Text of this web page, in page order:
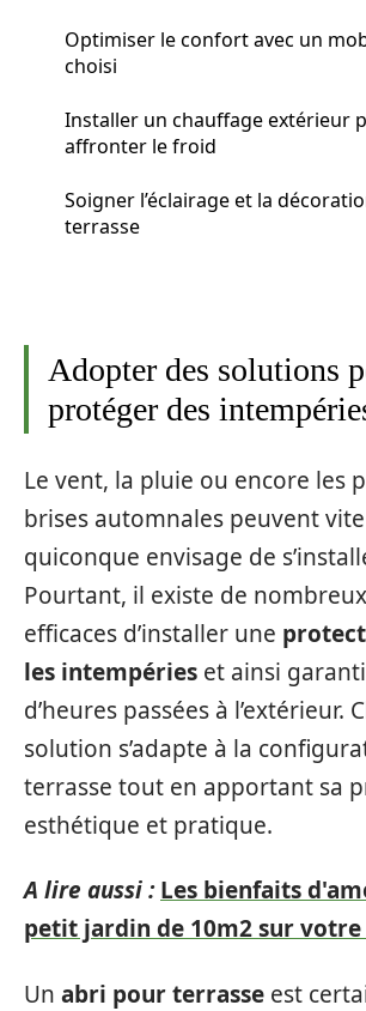
Optimiser le confort avec un
choisi
Installer un chauffage extérieur
affronter le froid
Soigner l’éclairage et la
terrasse
Adopter des solutions
protéger des
Le vent, la pluie ou encore les
brises automnales peuvent
quiconque envisage de
Pourtant, il existe de
efficaces d’installer une
les intempéries et ainsi
d’heures passées à l’extérieur.
solution s’adapte à la
terrasse tout en apportant sa
esthétique et pratique.
A lire aussi : Les bienfaits
petit jardin de 10m2 sur
Un abri pour terrasse est